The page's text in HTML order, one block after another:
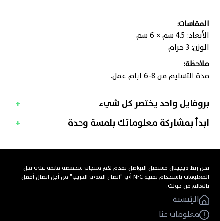
المقاسات:
الأبعاد: 4.5 سم × 6 سم
الوزن: 3 جرام
ملاحظة:
مدة التسليم من 8-6 ايام عمل.
بروفايل واحد يختصر كل شيء
ابدأ بمشاركة معلوماتك بلمسة وحدة
نحن ربط ديجيتال مستقبل التواصل نقدم لكم منتجات متخصصة قائمة على نقل
المعلومات باستخدام تقنية NFC أي "اتصال المدى القريب" من أجل اتصال أفضل
بالعالم من حولك.
الرئيسية
معلومات عنا